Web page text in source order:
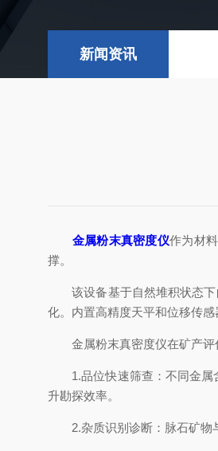
新闻资讯
金属粉末真密度仪作为材
撑。
该设备基于自然堆积状态下
化。内置高精度天平和位移传
金属粉末真密度仪在矿产评
1.品位快速筛查：不同金属含
升勘探效率。
2.杂质识别诊断：脉石矿物与